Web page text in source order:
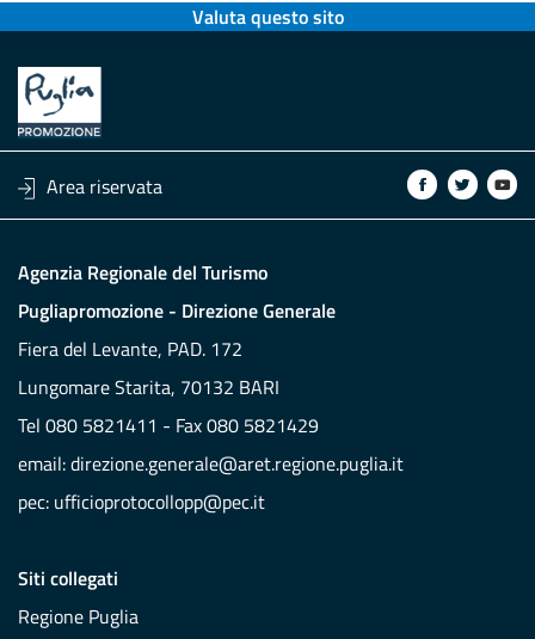
Valuta questo sito
Area riservata
Agenzia Regionale del Turismo
Pugliapromozione - Direzione Generale
Fiera del Levante, PAD. 172
Lungomare Starita, 70132 BARI
Tel 080 5821411 - Fax 080 5821429
email:direzione.generale@aret.regione.puglia.it
pec: ufficioprotocollopp@pec.it
Siti collegati
Regione Puglia